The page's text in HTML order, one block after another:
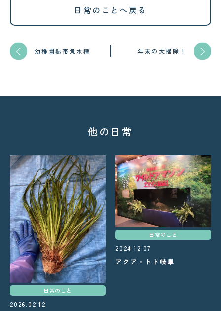
日常のことへ戻る
幼稚園熱帯魚水槽 年末の大掃除！
他の日常
日常のこと
2026.02.12
日常のこと
2024.12.07
アクア・トト岐阜